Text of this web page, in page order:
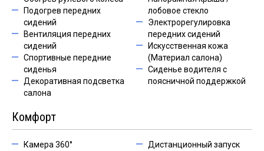
Подогрев передних
сидений
Вентиляция передних
сидений
Спортивные передние
сиденья
Декоративная подсветка
салона
лобовое стекло
Электрорегулировка
передних сидений
Искусственная кожа
(Материал салона)
Сиденье водителя с
поясничной поддержкой
Комфорт
Камера 360°
Дистанционный запуск